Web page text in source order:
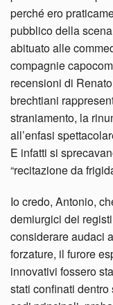
perché ero
pubblico della scena
abituato alle
compagnie
recensioni di
brechtiani
straniamento, la
all’enfasi
E infatti si
“recitazione da
Io credo, Antonio,
demiurgici dei
considerare audaci
forzature, il furore
innovativi fossero
stati confinati dentro